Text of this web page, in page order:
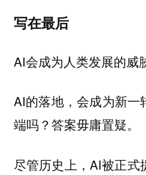
写在最后
AI会成为人类发展的威
AI的落地，会成为新一
端吗？答案毋庸置疑。
尽管历史上，AI被正式